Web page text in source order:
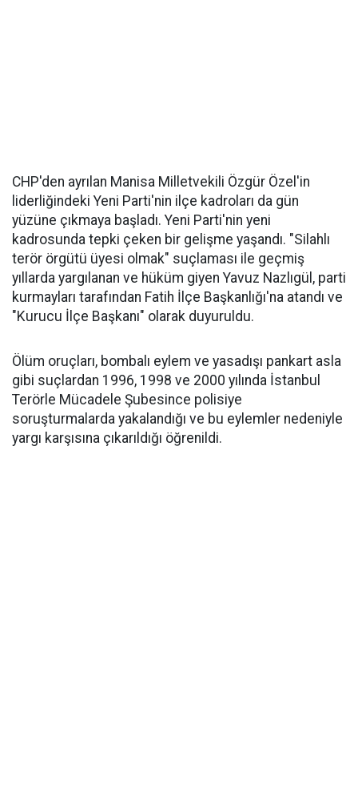
CHP'den ayrılan Manisa Milletvekili Özgür Özel'in
liderliğindeki Yeni Parti'nin ilçe kadroları da gün
yüzüne çıkmaya başladı. Yeni Parti'nin yeni
kadrosunda tepki çeken bir gelişme yaşandı. "Silahlı
terör örgütü üyesi olmak" suçlaması ile geçmiş
yıllarda yargılanan ve hüküm giyen Yavuz Nazlıgül, parti
kurmayları tarafından Fatih İlçe Başkanlığı'na atandı ve
"Kurucu İlçe Başkanı" olarak duyuruldu.
Ölüm oruçları, bombalı eylem ve yasadışı pankart asla
gibi suçlardan 1996, 1998 ve 2000 yılında İstanbul
Terörle Mücadele Şubesince polisiye
soruşturmalarda yakalandığı ve bu eylemler nedeniyle
yargı karşısına çıkarıldığı öğrenildi.